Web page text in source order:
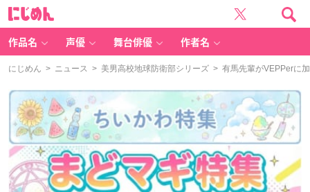
作品名 声優 舞台俳優 作者名
にじめん > ニュース > 美男高校地球防衛部シリーズ > 有馬先輩がVEPPerに